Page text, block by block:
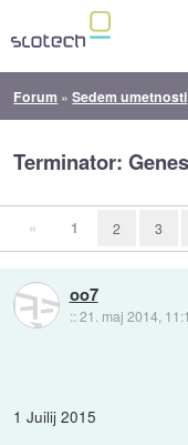
Forum »Sedem umetnosti
Terminator:
« 1 2 3
oo7
::21. maj 2014,
1 Juilij 2015